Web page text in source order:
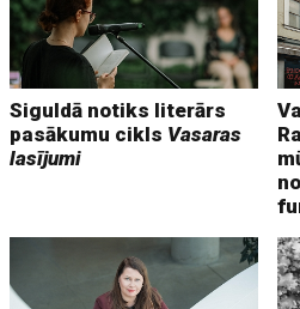
Siguldā notiks literārs
pasākumu cikls Vasaras
lasījumi